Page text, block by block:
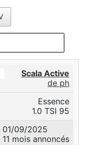
Scala Active
de ph
Essence
1.0 TSI 95
01/09/2025
11 mois annoncés